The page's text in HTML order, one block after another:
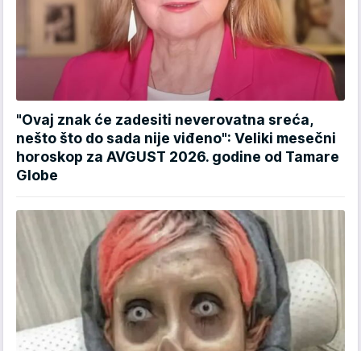
"Ovaj znak će zadesiti neverovatna sreća,
nešto što do sada nije viđeno": Veliki mesečni
horoskop za AVGUST 2026. godine od Tamare
Globe